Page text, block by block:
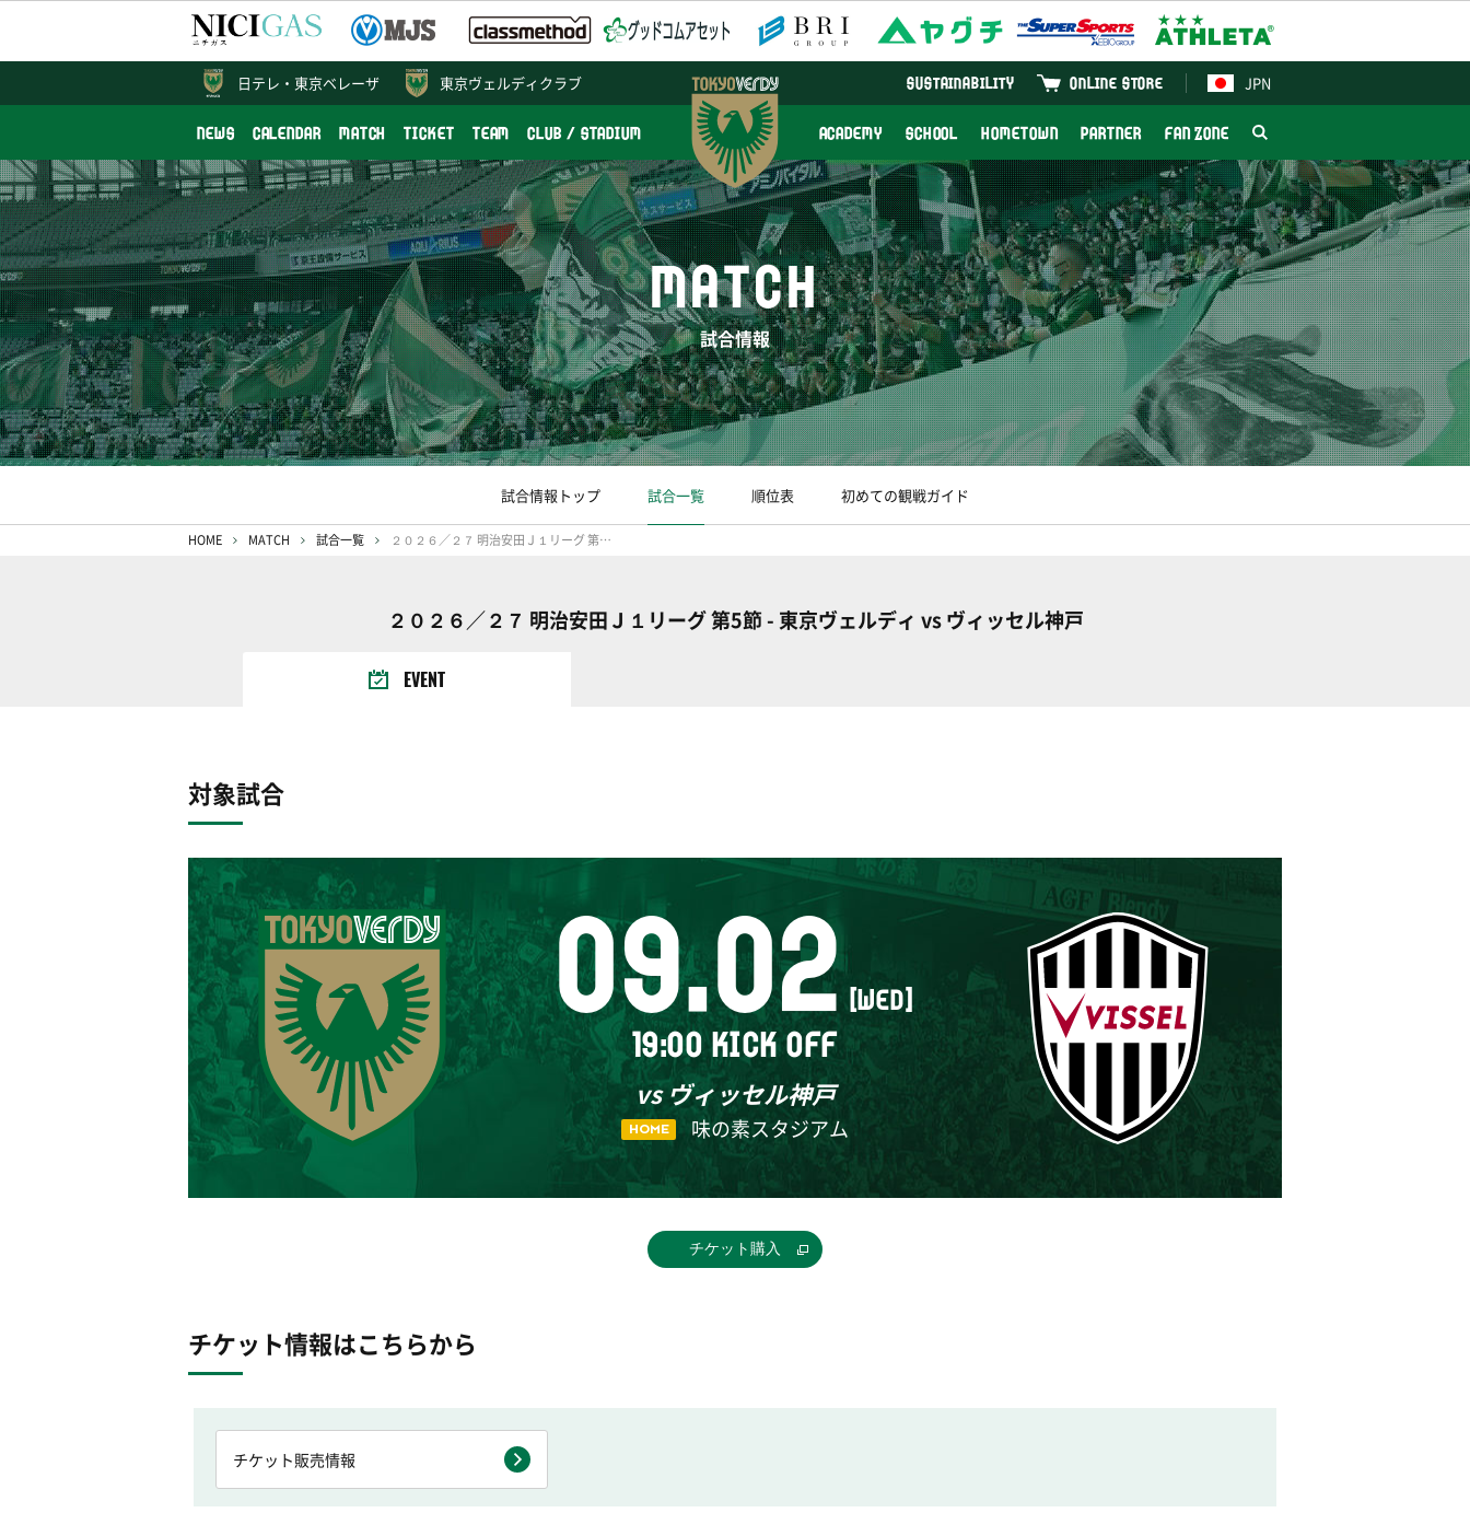
東京ヴェルディクラブ JPN
ONLINE STORE
SUSTAINABILITY
NEWS CALENDAR MATCH TICKET TEAM CLUB / STADIUM ACADEMY SCHOOL HOMETOWN PARTNER FAN ZONE
日テレ・ 東京ベレーザ
MATCH
試合情報
試合情報トップ 試合一覧 順位表 初めての観戦ガイド
HOME MATCH 試合一覧 ２０２６／２７ 明治安田Ｊ１リーグ 第5節
２０２６／２７ 明治安田Ｊ１リーグ 第5節 - 東京ヴェルディ vs ヴィッセル神戸
EVENT
対象試合
09.02 [WED]
19:00 KICK OFF
vs ヴィッセル神戸
HOME 味の素スタジアム
チケット購入
チケット情報はこちらから
チケット販売情報